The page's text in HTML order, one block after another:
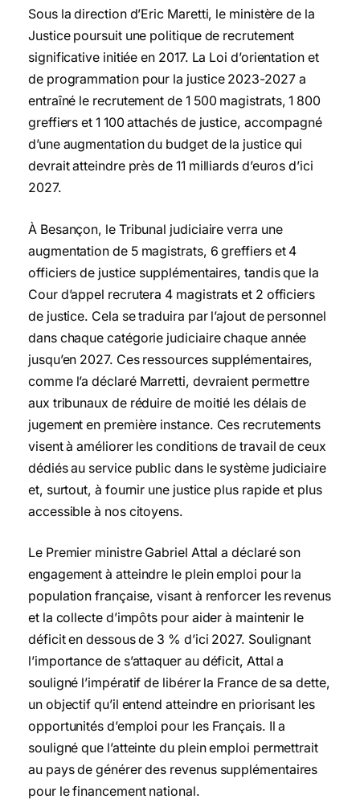
Sous la direction d’Eric Maretti, le ministère de la
Justice poursuit une politique de recrutement
significative initiée en 2017. La Loi d’orientation et
de programmation pour la justice 2023-2027 a
entraîné le recrutement de 1 500 magistrats, 1 800
greffiers et 1 100 attachés de justice, accompagné
d’une augmentation du budget de la justice qui
devrait atteindre près de 11 milliards d’euros d’ici
2027.
À Besançon, le Tribunal judiciaire verra une
augmentation de 5 magistrats, 6 greffiers et 4
officiers de justice supplémentaires, tandis que la
Cour d’appel recrutera 4 magistrats et 2 officiers
de justice. Cela se traduira par l’ajout de personnel
dans chaque catégorie judiciaire chaque année
jusqu’en 2027. Ces ressources supplémentaires,
comme l’a déclaré Marretti, devraient permettre
aux tribunaux de réduire de moitié les délais de
jugement en première instance. Ces recrutements
visent à améliorer les conditions de travail de ceux
dédiés au service public dans le système judiciaire
et, surtout, à fournir une justice plus rapide et plus
accessible à nos citoyens.
Le Premier ministre Gabriel Attal a déclaré son
engagement à atteindre le plein emploi pour la
population française, visant à renforcer les revenus
et la collecte d’impôts pour aider à maintenir le
déficit en dessous de 3 % d’ici 2027. Soulignant
l’importance de s’attaquer au déficit, Attal a
souligné l’impératif de libérer la France de sa dette,
un objectif qu’il entend atteindre en priorisant les
opportunités d’emploi pour les Français. Il a
souligné que l’atteinte du plein emploi permettrait
au pays de générer des revenus supplémentaires
pour le financement national.